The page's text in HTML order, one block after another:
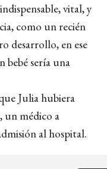
vital, y
como un recién
desarrollo, en ese
bebé sería una
Julia hubiera
un médico a
al hospital.